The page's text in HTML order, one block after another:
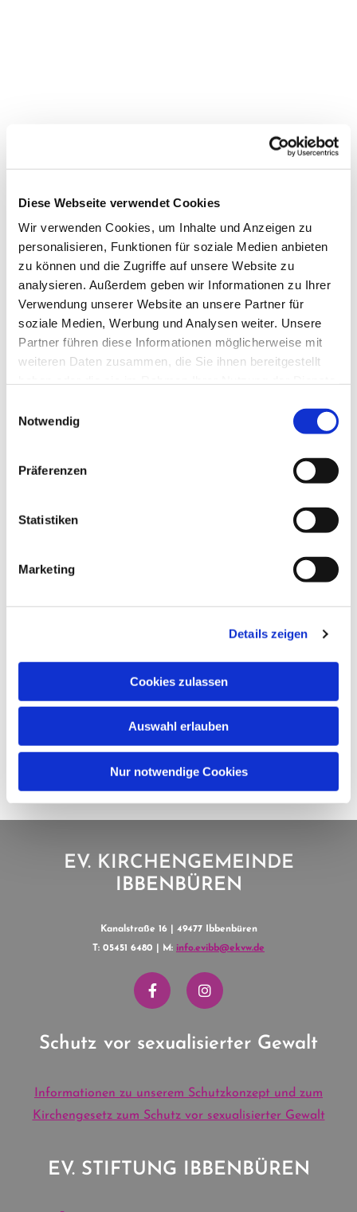
Diese Webseite verwendet Cookies
Wir verwenden Cookies, um Inhalte und Anzeigen zu
personalisieren, Funktionen für soziale Medien anbieten
zu können und die Zugriffe auf unsere Website zu
analysieren. Außerdem geben wir Informationen zu Ihrer
Verwendung unserer Website an unsere Partner für
soziale Medien, Werbung und Analysen weiter. Unsere
Partner führen diese Informationen möglicherweise mit
weiteren Daten zusammen, die Sie ihnen bereitgestellt
Notwendig
Präferenzen
Statistiken
Marketing
Details zeigen
Cookies zulassen
Auswahl erlauben
Nur notwendige Cookies
Dies könnte Sie auch
interessieren
EV. KIRCHENGEMEINDE
IBBENBÜREN
Kanalstraße 16 | 49477 Ibbenbüren
T: 05451 6480 | M: info.evibb@ekvw.de
Schutz vor sexualisierter Gewalt
Informationen zu unserem Schutzkonzept und zum
Kirchengesetz zum Schutz vor sexualisierter Gewalt
EV. STIFTUNG IBBENBÜREN